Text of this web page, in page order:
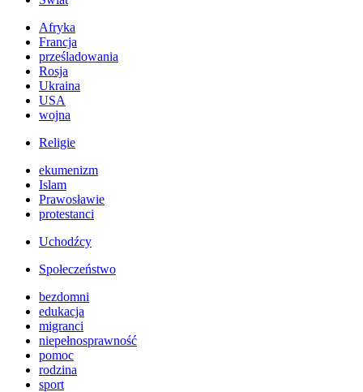
Afryka
Francja
prześladowania
Rosja
Ukraina
USA
wojna
Religie
ekumenizm
Islam
Prawosławie
protestanci
Uchodźcy
Społeczeństwo
bezdomni
edukacja
migranci
niepełnosprawność
pomoc
rodzina
sport